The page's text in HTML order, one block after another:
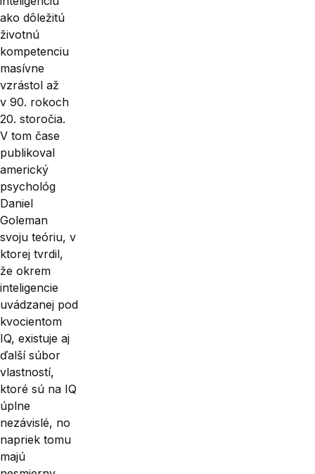
ako dôležitú
životnú
kompetenciu
masívne
vzrástol až
v 90. rokoch
20. storočia.
V tom čase
publikoval
americký
psychológ
Daniel
Goleman
svoju teóriu, v
ktorej tvrdil,
že okrem
inteligencie
uvádzanej pod
kvocientom
IQ, existuje aj
ďalší súbor
vlastností,
ktoré sú na IQ
úplne
nezávislé, no
napriek tomu
majú